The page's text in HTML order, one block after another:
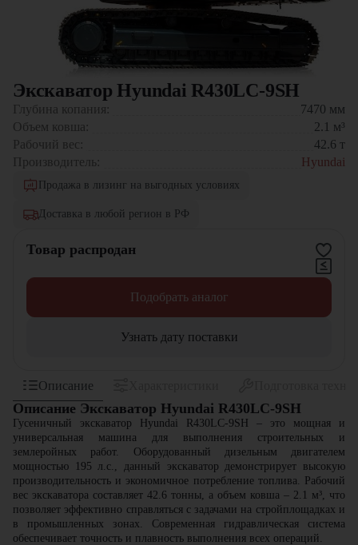
Экскаватор Hyundai R430LC-9SH
Глубина копания: 7470 мм
Объем ковша:
2.1 м³
Рабочий вес:
42.6 т
Производитель:
Hyundai
Продажа в лизинг на выгодных условиях
Доставка в любой регион в РФ
Товар распродан
Подобрать аналог
Узнать дату поставки
Описание
Описание Экскаватор Hyundai R430LC-9SH
Гусеничный экскаватор Hyundai R430LC-9SH – это мощная и
универсальная машина для выполнения строительных и
землеройных работ. Оборудованный дизельным двигателем
мощностью 195 л.с., данный экскаватор демонстрирует высокую
производительность и экономичное потребление топлива. Рабочий
вес экскаватора составляет 42.6 тонны, а объем ковша – 2.1 м³, что
позволяет эффективно справляться с задачами на стройплощадках и
в промышленных зонах. Современная гидравлическая система
обеспечивает точность и плавность выполнения всех операций.